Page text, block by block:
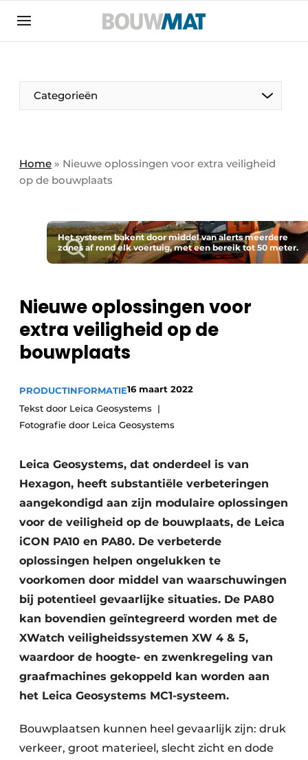
Aanmelden
Bedrijven
Bedrijven
Contact
Evenement aanmelden
Meest gelezen
Privacy / Cookie statement
Vacature aanmelden
Vacatures
Video’s
Categorieën
Home » Nieuwe oplossingen voor extra veiligheid
op de bouwplaats
Het systeem bakent door middel van alerts meerdere
zones af rond elk voertuig, met een bereik tot 50 meter.
Nieuwe oplossingen voor
extra veiligheid op de
bouwplaats
PRODUCTINFORMATIE16 maart 2022
Tekst door Leica Geosystems
Fotografie door Leica Geosystems
Leica Geosystems, dat onderdeel is van
Hexagon, heeft substantiële verbeteringen
aangekondigd aan zijn modulaire oplossingen
voor de veiligheid op de bouwplaats, de Leica
iCON PA10 en PA80. De verbeterde
oplossingen helpen ongelukken te
voorkomen door middel van waarschuwingen
bij potentieel gevaarlijke situaties. De PA80
kan bovendien geïntegreerd worden met de
XWatch veiligheidssystemen XW 4 & 5,
waardoor de hoogte- en zwenkregeling van
graafmachines gekoppeld kan worden aan
het Leica Geosystems MC1-systeem.
Bouwplaatsen kunnen heel gevaarlijk zijn: druk
verkeer, groot materieel, slecht zicht en dode